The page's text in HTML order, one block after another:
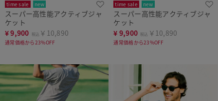
time sale
new
上下セットで5,000円OFF
スーパー高性能アクティブジャ
ケット
¥9,900 税込 ￥10,890
通常価格から23%OFF
time sale
new
上下セットで5,000円OFF
スーパー高性能アクティブジャ
ケット
¥ 9,900 税込 ￥10,890
通常価格から23%OFF